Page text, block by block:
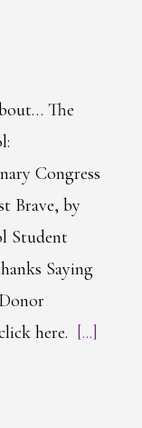
The
Congress
Brave, by
Student
Saying
here. [...]